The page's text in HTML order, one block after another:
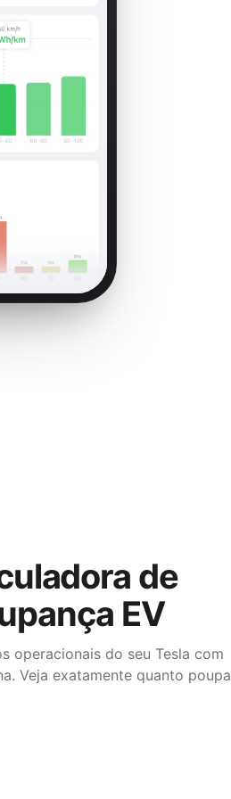
de
EV
operacionais do seu Tesla com
Veja exatamente quanto poupa